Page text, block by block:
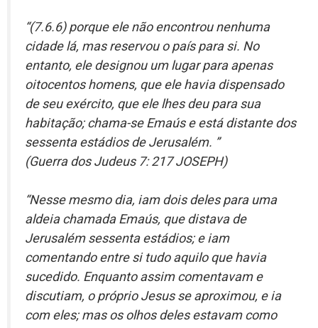
“(7.6.6) porque ele não encontrou nenhuma
cidade lá, mas reservou o país para si. No
entanto, ele designou um lugar para apenas
oitocentos homens, que ele havia dispensado
de seu exército, que ele lhes deu para sua
habitação; chama-se Emaús e está distante dos
sessenta estádios de Jerusalém. ”
(Guerra dos Judeus 7: 217 JOSEPH)
“Nesse mesmo dia, iam dois deles para uma
aldeia chamada Emaús, que distava de
Jerusalém sessenta estádios; e iam
comentando entre si tudo aquilo que havia
sucedido. Enquanto assim comentavam e
discutiam, o próprio Jesus se aproximou, e ia
com eles; mas os olhos deles estavam como